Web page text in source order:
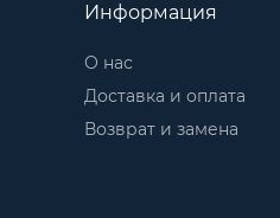
Информация
О нас
Доставка и оплата
Возврат и замена